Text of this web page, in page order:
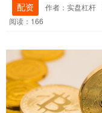
配资 作者：实盘杠杆
阅读：166